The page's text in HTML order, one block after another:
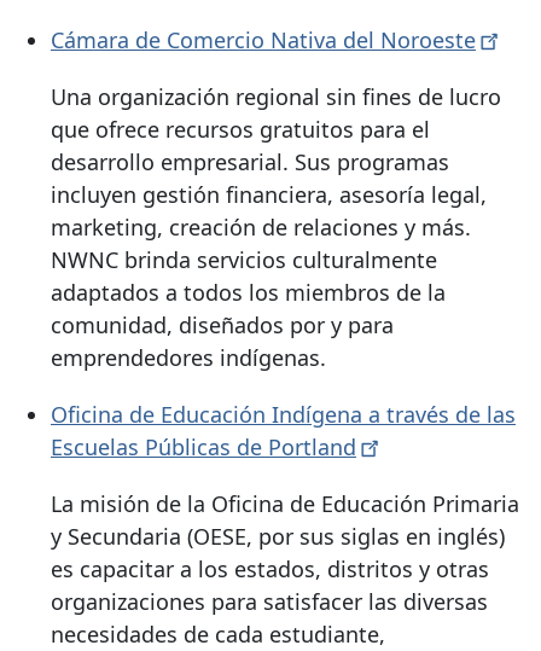
Cámara de Comercio Nativa del Noroeste
Una organización regional sin fines de lucro
que ofrece recursos gratuitos para el
desarrollo empresarial. Sus programas
incluyen gestión financiera, asesoría legal,
marketing, creación de relaciones y más.
NWNC brinda servicios culturalmente
adaptados a todos los miembros de la
comunidad, diseñados por y para
emprendedores indígenas.
Oficina de Educación Indígena a través de las
Escuelas Públicas de Portland
La misión de la Oficina de Educación Primaria
y Secundaria (OESE, por sus siglas en inglés)
es capacitar a los estados, distritos y otras
organizaciones para satisfacer las diversas
necesidades de cada estudiante,